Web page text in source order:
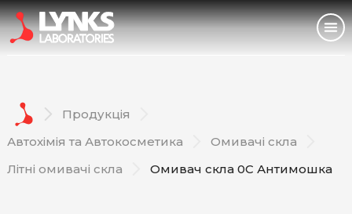
Про нас
Продукція
Продукція
Автохімія та Автокосметика
Омивачі скла
Літні омивачі скла
Омивач скла 0С Антимошка